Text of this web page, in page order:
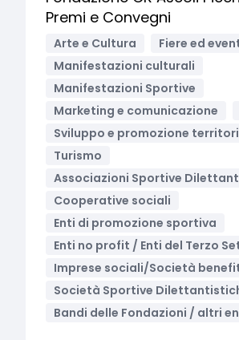
Premi e Convegni
Arte e Cultura
Fiere ed
Manifestazioni culturali
Manifestazioni Sportive
Marketing e comunicazione
Sviluppo e promozione
Turismo
Associazioni Sportive
Cooperative sociali
Enti di promozione sportiva
Enti no profit / Enti del Terzo
Imprese sociali/Società
Società Sportive
Bandi delle Fondazioni / altri